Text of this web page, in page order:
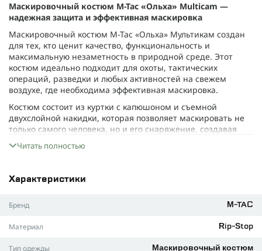
Маскировочный костюм M-Tac «Ольха» Multicam —
надежная защита и эффективная маскировка
Маскировочный костюм M-Tac «Ольха» Мультикам создан
для тех, кто ценит качество, функциональность и
максимальную незаметность в природной среде. Этот
костюм идеально подходит для охоты, тактических
операций, разведки и любых активностей на свежем
воздухе, где необходима эффективная маскировка.
Костюм состоит из куртки с капюшоном и съемной
двухслойной накидки, которая позволяет маскировать не
только самого человека, но и его снаряжение, создавая
трехмерный 3D-эффект. Материалы Rip-Stop и прочная
фурнитура обеспечивают долговечность и комфорт при
Особая технология Laser Cut с волнистыми вырезами
вероятность обнаружения. Регулируемый капюшон с
козырьком и эластичными шнурами позволяет
адаптировать костюм под различные погодные условия и
экипировку. Компактный чехол для хранения облегчает
транспортировку и хранение костюма.
Читать полностью
Характеристики
Бренд M-TAC
Материал Rip-Stop
Тип одежды Маскировочный костюм